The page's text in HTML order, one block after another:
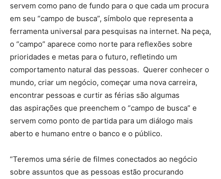
servem como pano de fundo para o que cada um procura
em seu “campo de busca”, símbolo que representa a
ferramenta universal para pesquisas na internet. Na peça,
o “campo” aparece como norte para reflexões sobre
prioridades e metas para o futuro, refletindo um
comportamento natural das pessoas. Querer conhecer o
mundo, criar um negócio, começar uma nova carreira,
encontrar pessoas e curtir as férias são algumas
das aspirações que preenchem o “campo de busca” e
servem como ponto de partida para um diálogo mais
aberto e humano entre o banco e o público.
“Teremos uma série de filmes conectados ao negócio
sobre assuntos que as pessoas estão procurando